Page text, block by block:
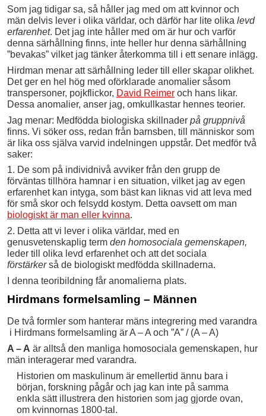
Som jag tidigar sa, så håller jag med om att kvinnor och
män delvis lever i olika världar, och därför har lite olika levd
erfarenhet. Det jag inte håller med om är hur och varför
denna särhållning finns, inte heller hur denna särhållning
”bevakas” vilket jag tänker återkomma till i ett senare inlägg.
Hirdman menar att särhållning leder till eller skapar olikhet.
Det ger en hel hög med oförklarade anomalier såsom
transpersoner, pojkflickor, David Reimer och hans likar.
Dessa anomalier, anser jag, omkullkastar hennes teorier.
Jag menar: Medfödda biologiska skillnader på gruppnivå
finns. Vi söker oss, redan från barnsben, till människor som
är lika oss själva varvid indelningen uppstår. Det medför två
saker:
1. De som på individnivå avviker från den grupp de
förväntas tillhöra hamnar i en situation, vilket jag av egen
erfarenhet kan intyga, som bäst kan liknas vid att leva med
för små skor och felsydd kostym. Detta oavsett om man
biologiskt är man eller kvinna.
2. Detta att vi lever i olika världar, med en
genusvetenskaplig term den homosociala gemenskapen,
leder till olika levd erfarenhet och att det sociala
förstärkerså de biologiskt medfödda skillnaderna.
I denna teoribildning får anomalierna plats.
Hirdmans formelsamling – Männen
De två formler som hanterar mäns integrering med varandra
i Hirdmans formelsamling är A – A och ”A” / (A – A)
A – A är alltså den manliga homosociala gemenskapen, hur
män interagerar med varandra.
Historien om maskulinum är emellertid ännu bara i
början, forskning pågår och jag kan inte på samma
enkla sätt illustrera den historien som jag gjorde ovan,
om kvinnornas 1800-tal.